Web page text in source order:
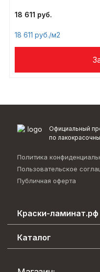
18 611
18 611 /м2
Официальный
по
Политика
Пользовательское
Публичная оферта
Краски-ламинат.рф
Каталог
Лакокрасочные